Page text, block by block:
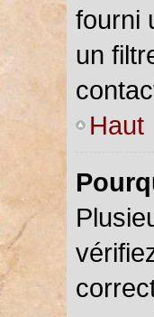
fourni
un
Haut